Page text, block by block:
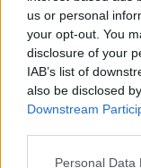
us or personal
your opt-out. You
disclosure of your
IAB’s list of
also be disclosed
Downstream
Please note that
Personal Data